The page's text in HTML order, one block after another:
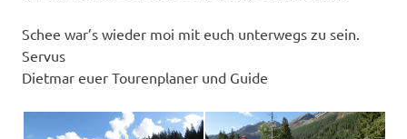
Schee war’s wieder moi mit euch unterwegs zu sein.
Servus
Dietmar euer Tourenplaner und Guide